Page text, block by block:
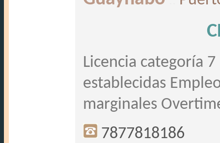
Licencia categoría
establecidas
marginales
7877818186